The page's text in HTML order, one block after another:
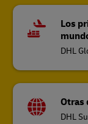
Los
DHL
Otras
DHL